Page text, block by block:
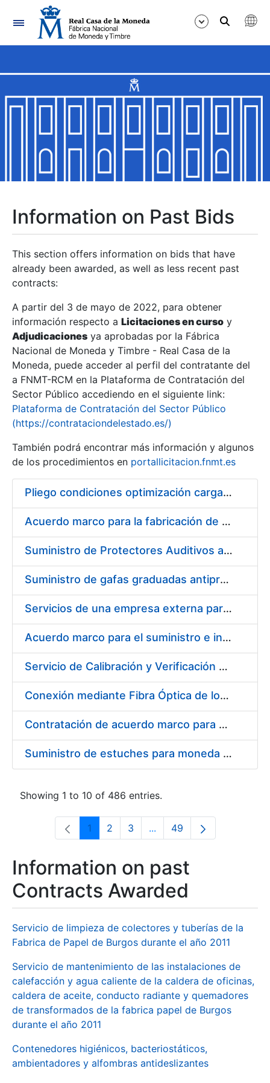
Navigation
Show/Hide
Show/Hide
Show/Hide
Show/Hide
Show/Hide
Show/Hide
Information on Past Bids
This section offers information on bids that have
already been awarded, as well as less recent past
contracts:
A partir del 3 de mayo de 2022, para obtener
información respecto a Licitaciones en curso y
Adjudicaciones ya aprobadas por la Fábrica
Nacional de Moneda y Timbre - Real Casa de la
Moneda, puede acceder al perfil del contratante del
a FNMT-RCM en la Plataforma de Contratación del
Sector Público accediendo en el siguiente link:
Plataforma de Contratación del Sector Público
(https://contrataciondelestado.es/)
También podrá encontrar más información y algunos
de los procedimientos en portallicitacion.fnmt.es
Pliego condiciones optimización cargas compras firmado
Acuerdo marco para la fabricación de piezas
Suministro de Protectores Auditivos a medida para las personas trabajadoras de los Centros de Trabajo de Madrid y Burgos
Suministro de gafas graduadas antiproyecciones para los trabajadores de la FNMT-RCM en los centros de trabajo de Madrid y Burgos
Servicios de una empresa externa para el asesoramiento y resolución de los recursos de alzada que se presentan relacionados con procesos de selección para la FNMT-RCM
Acuerdo marco para el suministro e instalación de persianas, estores y otros complementos
Servicio de Calibración y Verificación Externa de los Equipos de Medición del Servicio de Prevención de la FNMT-RCM
Conexión mediante Fibra Óptica de los Centros de Proceso de Datos (CPDs) de las sedes de la FNMT-RCM de Burgos y Madrid
Contratación de acuerdo marco para el Suministro de Material de Electricidad para la Fábrica Nacional de Moneda y Timbre-Real Casa de la Moneda en su centro de trabajo de Burgos
Suministro de estuches para moneda de 30 €
Showing 1 to 10 of 486 entries.
Page
1 Page
2 Page
3 ...Intermediate Pages Use
Page
49
Information on past
Contracts Awarded
Servicio de limpieza de colectores y tuberías de la
Fabrica de Papel de Burgos durante el año 2011
Servicio de mantenimiento de las instalaciones de
calefacción y agua caliente de la caldera de oficinas,
caldera de aceite, conducto radiante y quemadores
de transformados de la fabrica papel de Burgos
durante el año 2011
Contenedores higiénicos, bacteriostáticos,
ambientadores y alfombras antideslizantes